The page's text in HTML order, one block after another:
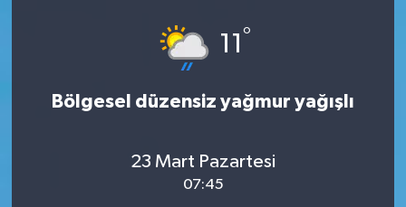
11 °
Bölgesel düzensiz yağmur yağışlı
23 Mart Pazartesi
07:45